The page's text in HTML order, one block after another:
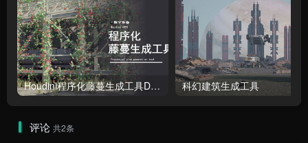
Houdini程序化藤蔓生成工具DF_lvy 科幻建筑生成工具
评论 共2条